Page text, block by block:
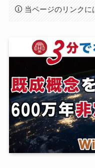
当ページのリンクに